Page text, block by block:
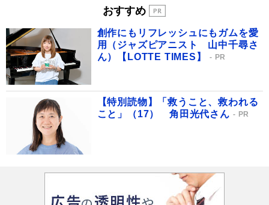
おすすめ
創作にもリフレッシュにもガムを愛
用（ジャズピアニスト 山中千尋さ
ん）【LOTTE TIMES】
PR
【特別読物】「救うこと、救われる
こと」（17） 角田光代さん
PR